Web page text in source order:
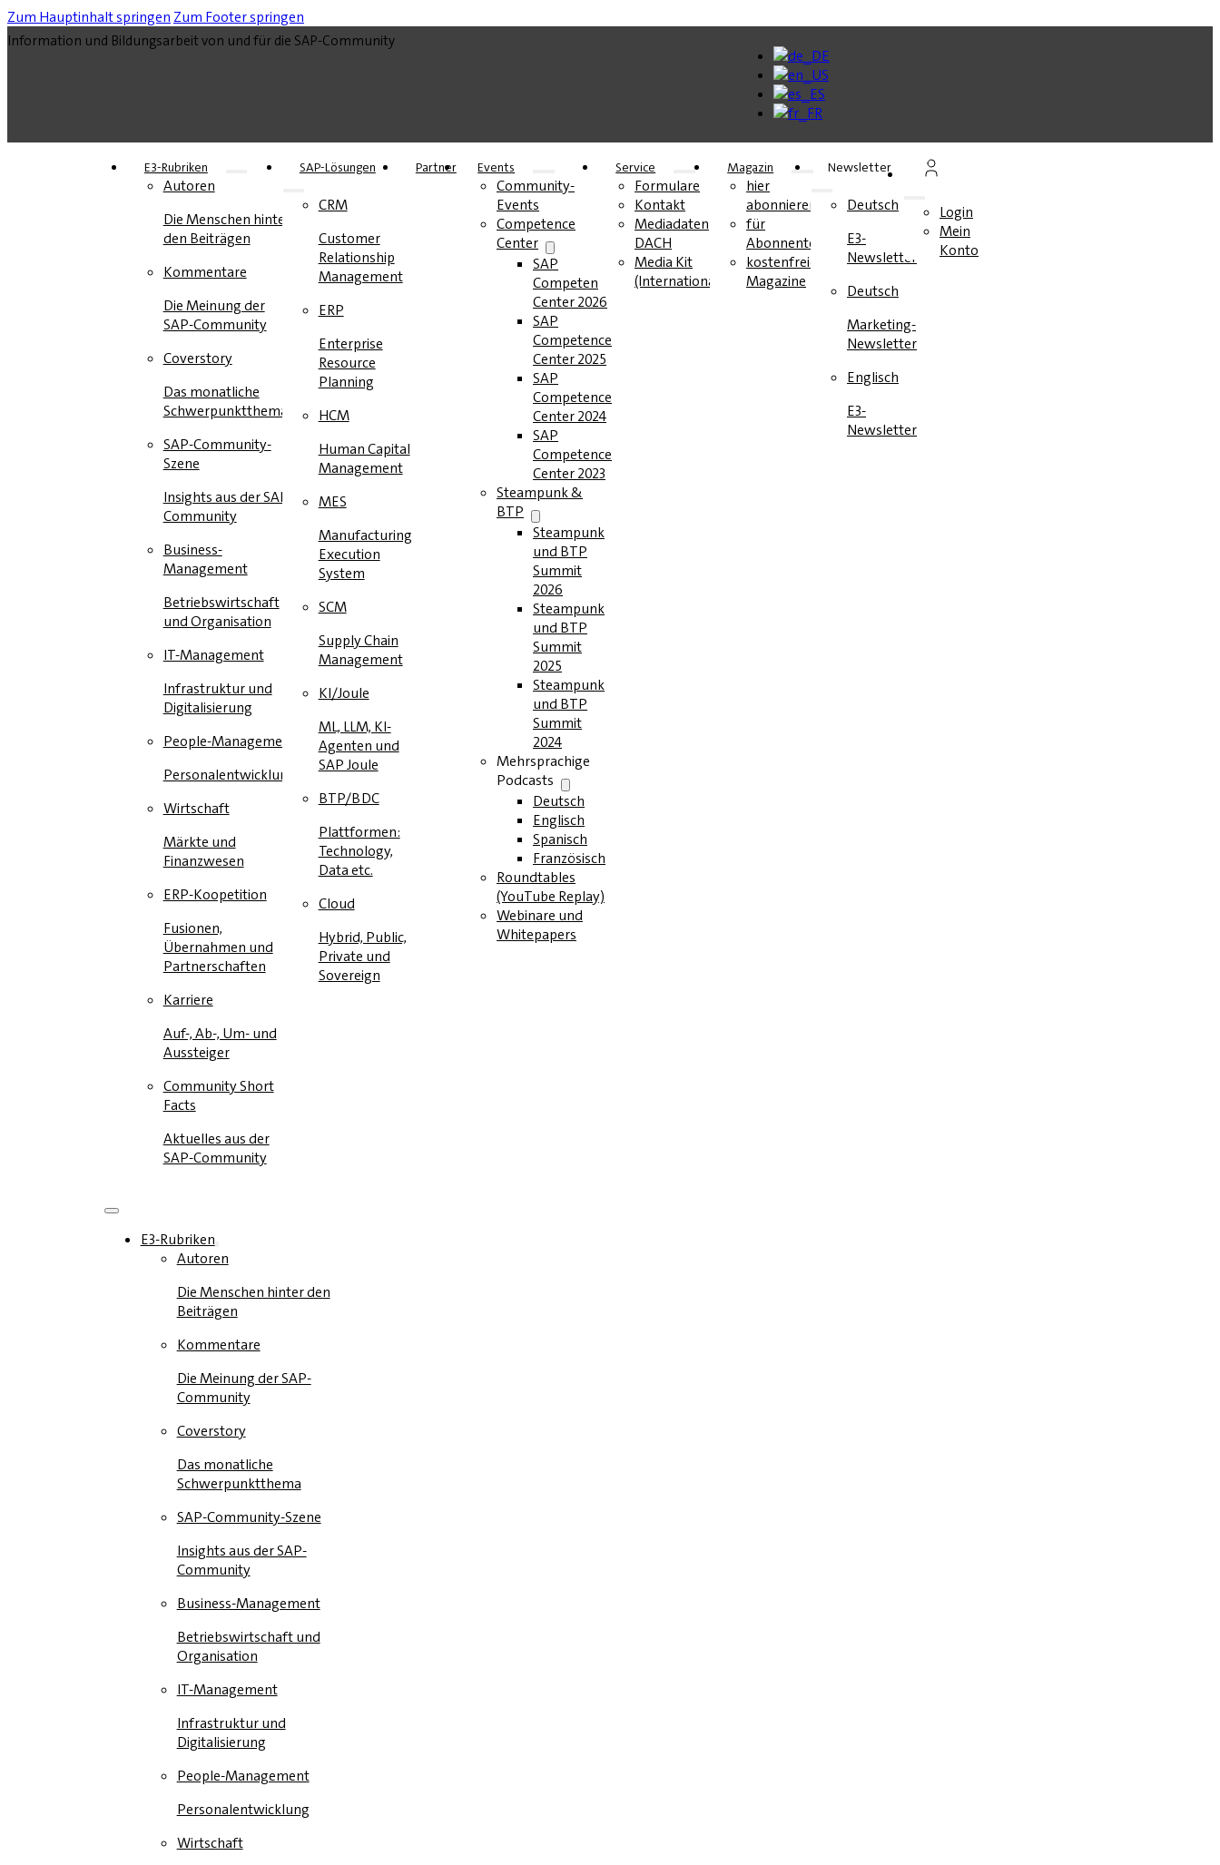
Zum Hauptinhalt springen Zum Footer springen
Information und Bildungsarbeit von und für die SAP-Community
E3-Rubriken
Autoren
Die Menschen hinter
den Beiträgen
Kommentare
Die Meinung der
SAP-Community
Coverstory
Das monatliche
Schwerpunktthema
SAP-Community-
Szene
Insights aus der SAP-
Community
Business-
Management
Betriebswirtschaft
und Organisation
IT-Management
Infrastruktur und
Digitalisierung
People-Management
Personalentwicklung
Wirtschaft
Märkte und
Finanzwesen
ERP-Koopetition
Fusionen,
Übernahmen und
Partnerschaften
Karriere
Auf-, Ab-, Um- und
Aussteiger
Community Short
Facts
Aktuelles aus der
SAP-Community
SAP-Lösungen
CRM
Customer
Relationship
Management
ERP
Enterprise
Resource
Planning
HCM
Human Capital
Management
MES
Manufacturing
Execution
System
SCM
Supply Chain
Management
KI/Joule
ML, LLM, KI-
Agenten und
SAP Joule
BTP/BDC
Plattformen:
Technology,
Data etc.
Cloud
Hybrid, Public,
Private und
Sovereign
Partner Events
Community-
Events
Competence
Center
SAP
Competence
Center 2026
SAP
Competence
Center 2025
SAP
Competence
Center 2024
SAP
Competence
Center 2023
Steampunk &
BTP
Steampunk
und BTP
Summit
2026
Steampunk
und BTP
Summit
2025
Steampunk
und BTP
Summit
2024
Mehrsprachige
Podcasts
Deutsch
Englisch
Spanisch
Französisch
Roundtables
(YouTube Replay)
Webinare und
Whitepapers
Service
Formulare
Kontakt
Mediadaten
DACH
Media Kit
(International)
Magazin
hier
abonnieren
für
Abonnenten
kostenfreie
Magazine
Newsletter
Deutsch
E3-
Newsletter
Deutsch
Marketing-
Newsletter
Englisch
E3-
Newsletter
Login
Mein
Konto
E3-Rubriken
Autoren
Die Menschen hinter den
Beiträgen
Kommentare
Die Meinung der SAP-
Community
Coverstory
Das monatliche
Schwerpunktthema
SAP-Community-Szene
Insights aus der SAP-
Community
Business-Management
Betriebswirtschaft und
Organisation
IT-Management
Infrastruktur und
Digitalisierung
People-Management
Personalentwicklung
Wirtschaft